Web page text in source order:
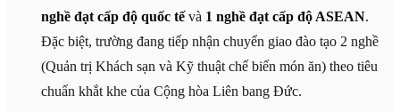
nghề đạt cấp độ quốc tếvà 1 nghề đạt cấp độ ASEAN.
Đặc biệt, trường đang tiếp nhận chuyển giao đào tạo 2 nghề
(Quản trị Khách sạn và Kỹ thuật chế biến món ăn) theo tiêu
chuẩn khắt khe của Cộng hòa Liên bang Đức.